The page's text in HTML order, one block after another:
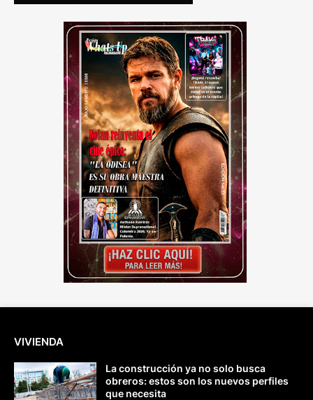
VIVIENDA
La construcción ya no solo busca
obreros: estos son los nuevos perfiles
que necesita